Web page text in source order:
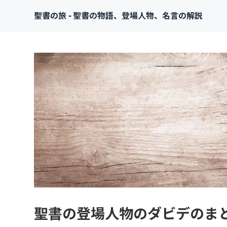
聖書の旅 - 聖書の物語、登場人物、名言の解説
聖書の登場人物のダビデのま